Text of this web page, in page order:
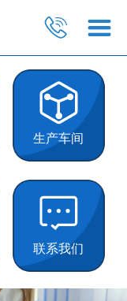
生产车间
联系我们